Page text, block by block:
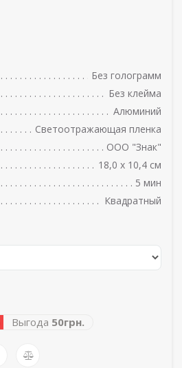
Без голограмм
Без клейма
Алюминий
Светоотражающая пленка
ООО "Знак"
18,0 х 10,4 см
5 мин
Квадратный
Выгода 50грн.